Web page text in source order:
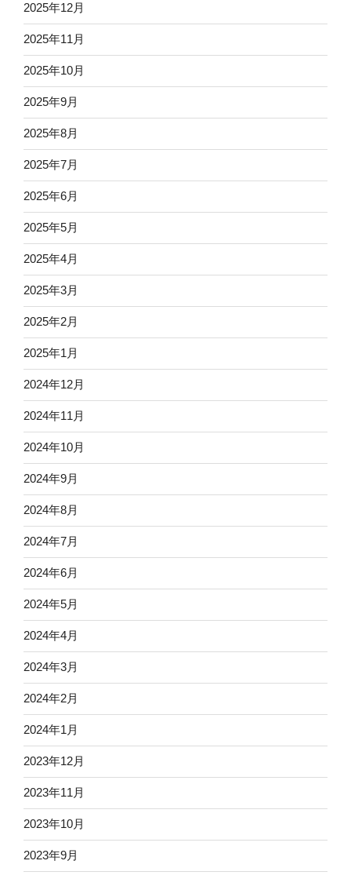
2025年12月
2025年11月
2025年10月
2025年9月
2025年8月
2025年7月
2025年6月
2025年5月
2025年4月
2025年3月
2025年2月
2025年1月
2024年12月
2024年11月
2024年10月
2024年9月
2024年8月
2024年7月
2024年6月
2024年5月
2024年4月
2024年3月
2024年2月
2024年1月
2023年12月
2023年11月
2023年10月
2023年9月